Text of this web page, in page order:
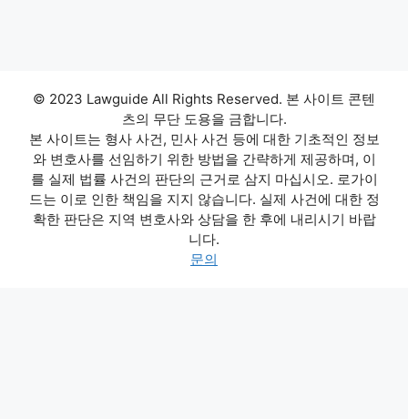
© 2023 Lawguide All Rights Reserved. 본 사이트 콘텐
츠의 무단 도용을 금합니다.
본 사이트는 형사 사건, 민사 사건 등에 대한 기초적인 정보
와 변호사를 선임하기 위한 방법을 간략하게 제공하며, 이
를 실제 법률 사건의 판단의 근거로 삼지 마십시오. 로가이
드는 이로 인한 책임을 지지 않습니다. 실제 사건에 대한 정
확한 판단은 지역 변호사와 상담을 한 후에 내리시기 바랍
니다.
문의